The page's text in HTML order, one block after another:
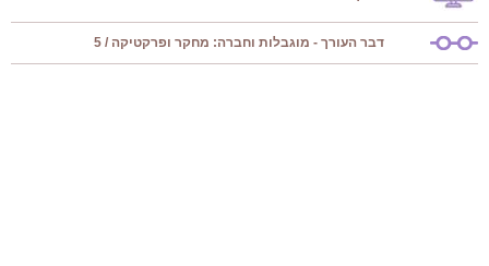
דבר העורך - מוגבלות וחברה: מחקר ופרקטיקה / 5